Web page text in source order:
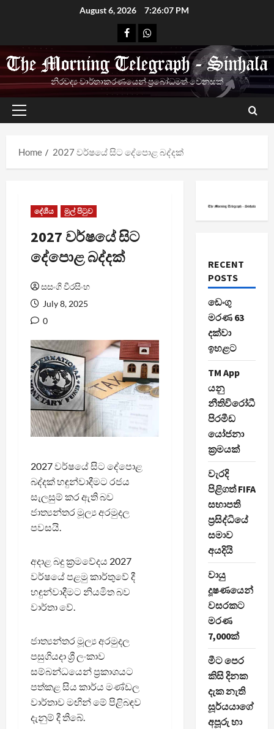
August 6, 2026 7:26:07 PM
FacebookWhatsapp
නිරවද්‍ය වාර්තාකරණයෙන් ප්‍රබෝධමත් වෙනසක්
Primary
Home
2027 වර්ෂයේ සිට දේපොළ බද්දක්
දේශීය මුල් පිටුව
2027 වර්ෂයේ සිට
දේපොළ බද්දක්
සසංගි වීරසිංහ
July 8, 2025
0
2027 වර්ෂයේ සිට දේපොළ
බද්දක් හඳුන්වාදීමට රජය
සැලසුම් කර ඇති බව
ජාත්‍යන්තර මූල්‍ය අරමුදල
පවසයි.
අදාළ බදු ක්‍රමවේදය 2027
වර්ෂයේ පළමු කාර්තුවේ දී
හඳුන්වාදීමට නියමිත බව
වාර්තා වේ.
ජාත්‍යන්තර මූල්‍ය අරමුදල
පසුගියදා ශ්‍රී ලංකාව
සම්බන්ධයෙන් ප්‍රකාශයට
පත්කළ සිය කාර්ය මණ්ඩල
වාර්තාව මඟින් මේ පිළිබඳව
දැනුම් දී තිබේ.
RECENT
POSTS
ඩෙංගු
මරණ 63
දක්වා
ඉහළට
TM App
යනු
නීතිවිරෝධී
පිරමීඩ
යෝජනා
ක්‍රමයක්
වැරදි
පිළිගත් FIFA
සභාපති
ප්‍රසිද්ධියේ
සමාව
අයදියි
වායු
දූෂණයෙන්
වසරකට
මරණ
7,000ක්
මීට පෙර
කිසි දිනක
දැක නැති
සූර්යයාගේ
අපූරු හා